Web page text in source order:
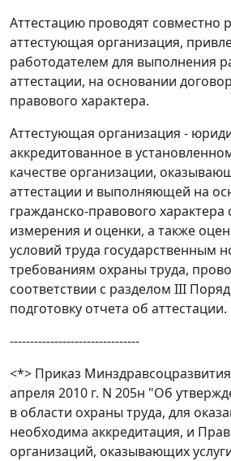
Аттестацию проводят совместно
аттестующая организация,
работодателем для выполнения
аттестации, на основании
правового характера.
Аттестующая организация -
аккредитованное в
качестве организации,
аттестации и выполняющей на
гражданско-правового характера
измерения и оценки, а также
условий труда государственным
требованиям охраны труда,
соответствии с разделом III
подготовку отчета об аттестации.
--------------------------------
<*> Приказ
апреля 2010 г. N 205н "Об
в области охраны труда, для
необходима аккредитация, и
организаций, оказывающих